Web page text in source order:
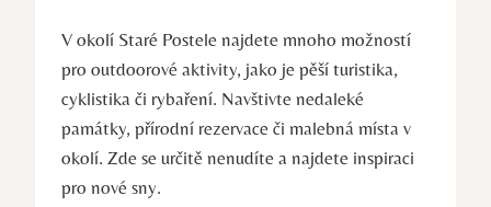
V okolí Staré Postele najdete mnoho možností
pro outdoorové aktivity, jako je pěší turistika,
cyklistika či rybaření. Navštivte nedaleké
památky, přírodní rezervace či malebná místa v
okolí. Zde se určitě nenudíte a najdete inspiraci
pro nové sny.